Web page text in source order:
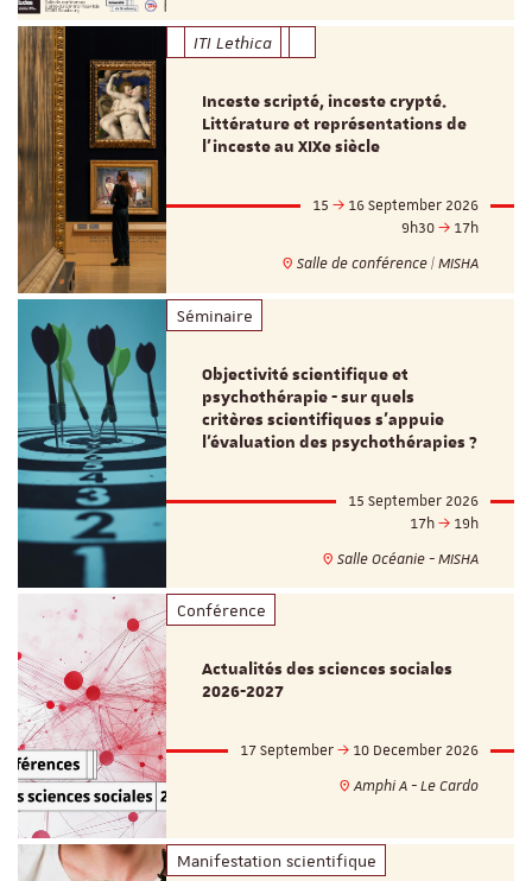
ITI Lethica
Inceste scripté, inceste crypté.
Littérature et représentations de
l’inceste au XIXe siècle
15
16 September 2026
9h30
17h
Salle de conférence | MISHA
Séminaire
Objectivité scientifique et
psychothérapie - sur quels
critères scientifiques s'appuie
l'évaluation des psychothérapies ?
15 September 2026
17h
19h
Salle Océanie - MISHA
Conférence
Actualités des sciences sociales
2026-2027
17 September
10 December 2026
Amphi A - Le Cardo
Manifestation scientifique